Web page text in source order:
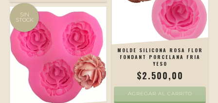
MOLDE SILICONA ROSA FLOR
FONDANT PORCELANA FRIA
YESO
$2.500,00
AGREGAR AL CARRITO
SIN
STOCK